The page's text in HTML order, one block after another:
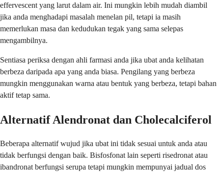
effervescent yang larut dalam air. Ini mungkin lebih mudah diambil
jika anda menghadapi masalah menelan pil, tetapi ia masih
memerlukan masa dan kedudukan tegak yang sama selepas
mengambilnya.
Sentiasa periksa dengan ahli farmasi anda jika ubat anda kelihatan
berbeza daripada apa yang anda biasa. Pengilang yang berbeza
mungkin menggunakan warna atau bentuk yang berbeza, tetapi bahan
aktif tetap sama.
Alternatif Alendronat dan Cholecalciferol
Beberapa alternatif wujud jika ubat ini tidak sesuai untuk anda atau
tidak berfungsi dengan baik. Bisfosfonat lain seperti risedronat atau
ibandronat berfungsi serupa tetapi mungkin mempunyai jadual dos